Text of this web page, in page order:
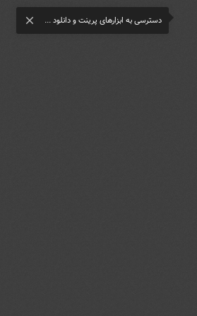
دسترسی به ابزارهای پرینت و دانلود ... close